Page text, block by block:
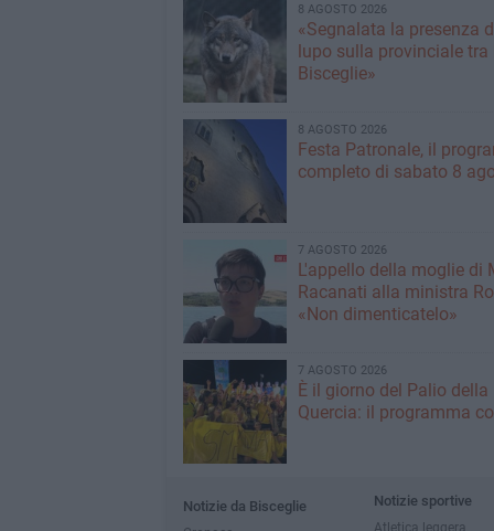
8 AGOSTO 2026
«Segnalata la presenza
lupo sulla provinciale tra
Bisceglie»
8 AGOSTO 2026
Festa Patronale, il
completo di sabato 8
7 AGOSTO 2026
L'appello della moglie di
Racanati alla ministra
«Non dimenticatelo»
7 AGOSTO 2026
È il giorno del Palio della
Quercia: il programma
Notizie da Bisceglie
Notizie sportive
Atletica leggera